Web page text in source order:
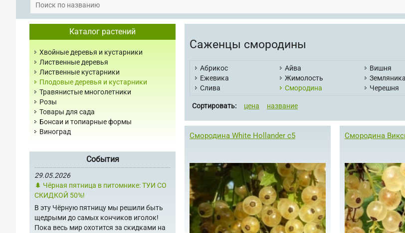
Каталог растений
Хвойные деревья и кустарники
Лиственные деревья
Лиственные кустарники
Плодовые деревья и кустарники
Травянистые многолетники
Розы
Товары для сада
Бонсаи и топиарные формы
Виноград
События
29.05.2026
🌲 Чёрная пятница в питомнике: ТУИ СО
СКИДКОЙ 50%!
В эту Чёрную пятницу мы решили быть
щедрыми до самых кончиков иголок!
Пока весь мир охотится за скидками на
Саженцы смородины
Абрикос Айва Вишня
Ежевика
Жимолость Земляника
Слива
Смородина Черешня
Сортировать: цена название
Смородина White Hollander с5 Смородина